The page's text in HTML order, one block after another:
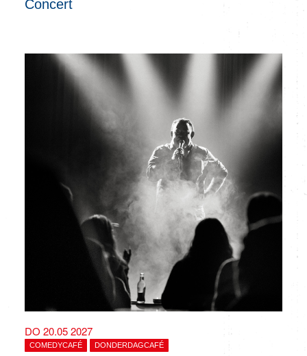
Concert
DO 20.05 2027
COMEDYCAFÉ DONDERDAGCAFÉ